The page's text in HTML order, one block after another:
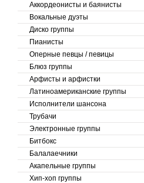
Аккордеонисты и баянисты
Вокальные дуэты
Диско группы
Пианисты
Оперные певцы / певицы
Блюз группы
Арфисты и арфистки
Латиноамериканские группы
Исполнители шансона
Трубачи
Электронные группы
Битбокс
Балалаечники
Акапельные группы
Хип-хоп группы